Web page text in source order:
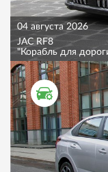
04 августа 2026
JAC RF8
"Корабль для
ТЕСТ ДРАЙВ